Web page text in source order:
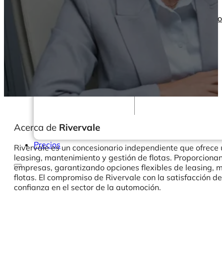
Nuestros servicios
Inteligencia
empresarial
Analítica avanzada y
Seminarios web
Libros
Precios
Acerca de Rivervale
Rivervale es un concesionario independiente que
leasing, mantenimiento y gestión de flotas.
empresas, garantizando opciones flexibles de leasing,
flotas. El compromiso de Rivervale con la satisfacción
confianza en el sector de la automoción.